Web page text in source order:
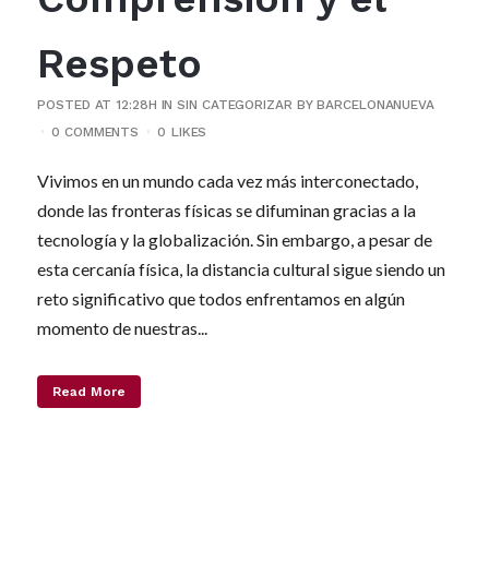
Respeto
POSTED AT 12:28H INSIN CATEGORIZAR BYBARCELONANUEVA
0 COMMENTS
0 LIKES
Vivimos en un mundo cada vez más interconectado,
donde las fronteras físicas se difuminan gracias a la
tecnología y la globalización. Sin embargo, a pesar de
esta cercanía física, la distancia cultural sigue siendo un
reto significativo que todos enfrentamos en algún
momento de nuestras...
Read More